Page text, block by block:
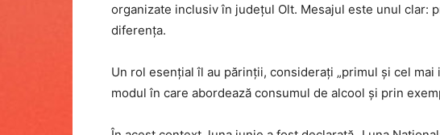
organizate inclusiv în județul Olt. Mesajul este unul clar:
diferența.
Un rol esențial îl au părinții, considerați „primul și cel
modul în care abordează consumul de alcool și prin